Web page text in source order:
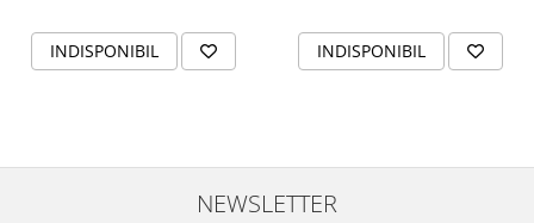
INDISPONIBIL INDISPONIBIL
NEWSLETTER